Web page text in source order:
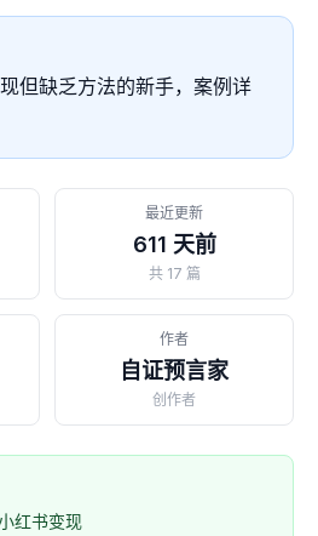
但缺乏方法的新手，案例详
最近更新
611 天前
共 17 篇
作者
自证预言家
创作者
红书变现